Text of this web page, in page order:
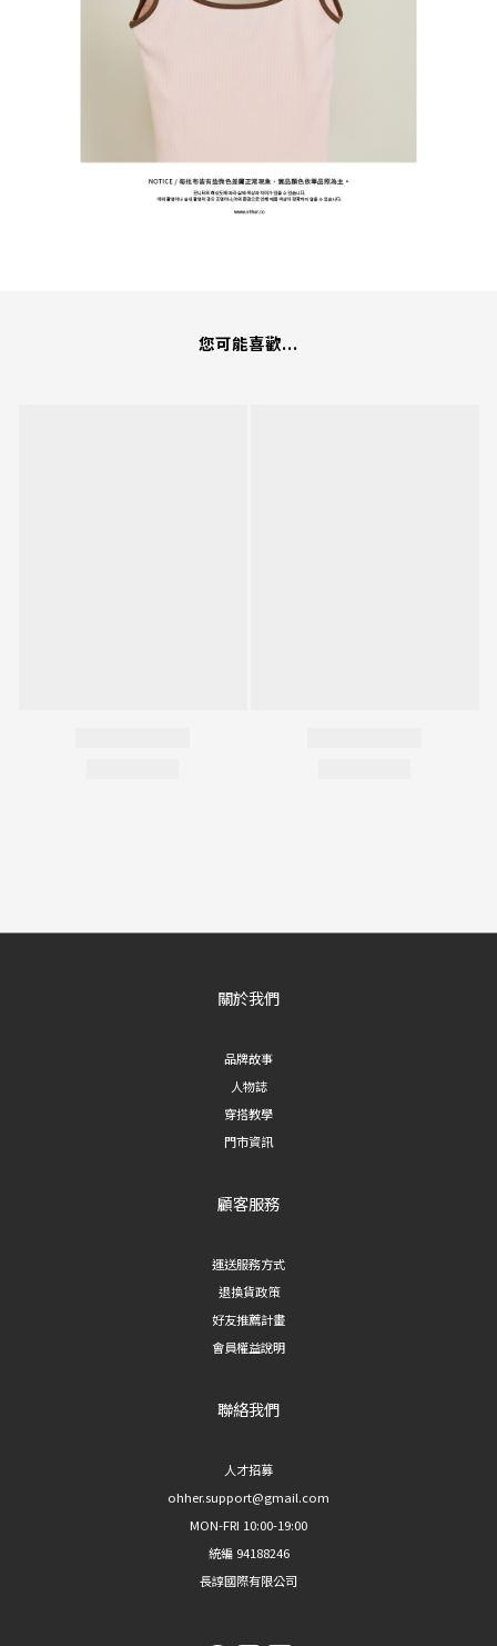
您可能喜歡...
關於我們
品牌故事
人物誌
穿搭教學
門市資訊
顧客服務
運送服務方式
退換貨政策
好友推薦計畫
會員權益說明
聯絡我們
人才招募
ohher.support@gmail.com
MON-FRI 10:00-19:00
統編 94188246
長諄國際有限公司